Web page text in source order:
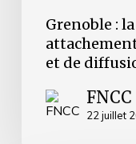
Grenoble :
et de
FNCC
22 juillet